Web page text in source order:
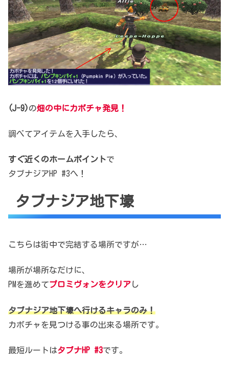
(J-9)の畑の中にカボチャ発見！
調べてアイテムを入手したら、
すぐ近くのホームポイントで
タブナジアHP #3へ！
タブナジア地下壕
こちらは街中で完結する場所ですが…
場所が場所なだけに、
PMを進めてプロミヴォンをクリアし
タブナジア地下壕へ行けるキャラのみ！
カボチャを見つける事の出来る場所です。
最短ルートはタブナHP #3です。